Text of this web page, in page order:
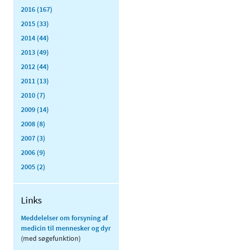
2016 (167)
2015 (33)
2014 (44)
2013 (49)
2012 (44)
2011 (13)
2010 (7)
2009 (14)
2008 (8)
2007 (3)
2006 (9)
2005 (2)
Links
Meddelelser om forsyning af
medicin til mennesker og dyr
(med søgefunktion)